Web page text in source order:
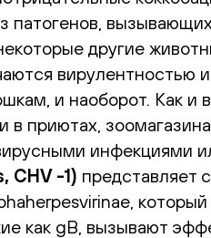
патогенов,
другие
вирулентностью
и наоборот. Как
приютах,
инфекциями
CHV -1) представляет
как gB, вызывают